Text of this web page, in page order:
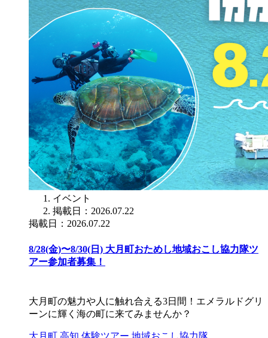
イベント
掲載日：2026.07.22
掲載日：2026.07.22
8/28(金)〜8/30(日) 大月町おためし地域おこし協力隊ツ
アー参加者募集！
大月町の魅力や人に触れ合える3日間！エメラルドグリ
ーンに輝く海の町に来てみませんか？
大月町 高知 体験ツアー 地域おこし協力隊